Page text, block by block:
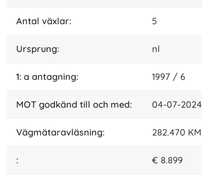
Antal växlar: 5
ursprung: nl
1: a antagning: 1997 / 6
MOT godkänd till och med: 04-07-2024
vägmätaravläsning: 282.470 KM
: € 8.899